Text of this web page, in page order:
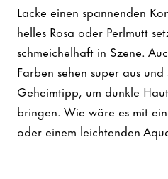
Lacke einen spannenden
helles Rosa oder Perlmutt
schmeichelhaft in Szene.
Farben sehen super aus
Geheimtipp, um dunkle
bringen. Wie wäre es mit
oder einem leichtenden